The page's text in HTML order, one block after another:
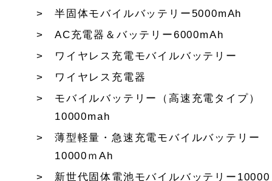
半固体モバイルバッテリー5000mAh
AC充電器＆バッテリー6000mAh
ワイヤレス充電モバイルバッテリー
ワイヤレス充電器
モバイルバッテリー（高速充電タイプ）
10000mah
薄型軽量・急速充電モバイルバッテリー
10000ｍAh
新世代固体電池モバイルバッテリー10000